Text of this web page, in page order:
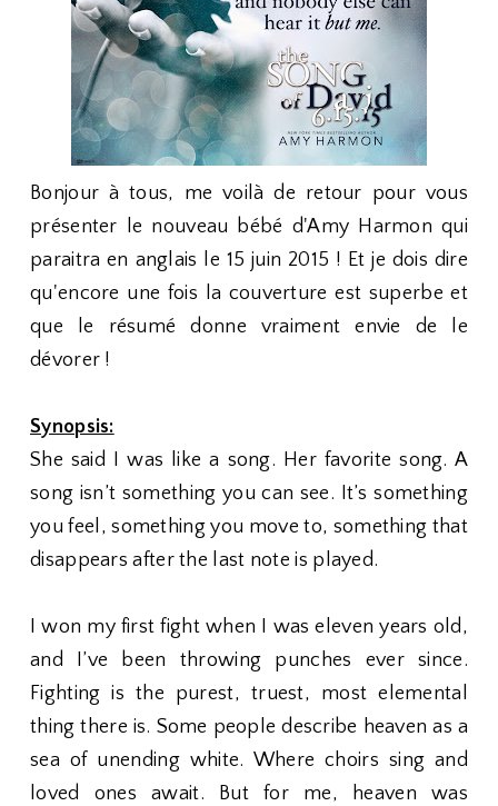
Bonjour à tous, me voilà de retour pour vous
présenter le nouveau bébé d'Amy Harmon qui
paraitra en anglais le 15 juin 2015 ! Et je dois dire
qu'encore une fois la couverture est superbe et
que le résumé donne vraiment envie de le
dévorer !
Synopsis:
She said I was like a song. Her favorite song. A
song isn’t something you can see. It’s something
you feel, something you move to, something that
disappears after the last note is played.
I won my first fight when I was eleven years old,
and I’ve been throwing punches ever since.
Fighting is the purest, truest, most elemental
thing there is. Some people describe heaven as a
sea of unending white. Where choirs sing and
loved ones await. But for me, heaven was